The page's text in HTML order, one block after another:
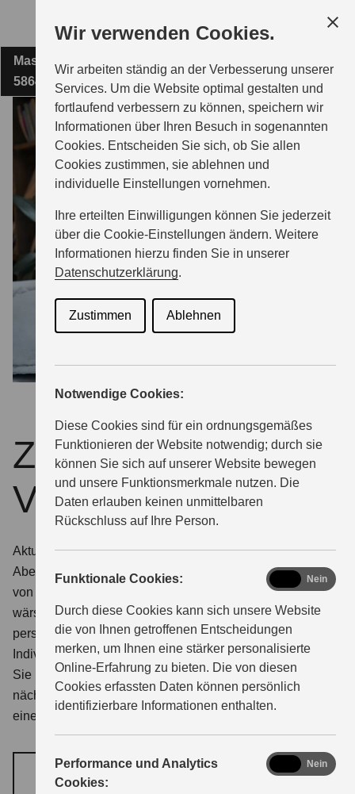
Wir verwenden Cookies.
Wir arbeiten ständig an der Verbesserung unserer
Services. Um die Website optimal gestalten und
fortlaufend verbessern zu können, speichern wir
Informationen über Ihren Besuch in sogenannten
Cookies. Entscheiden Sie sich, ob Sie allen
Cookies zustimmen, sie ablehnen und
individuelle Einstellungen vornehmen.
Ihre erteilten Einwilligungen können Sie jederzeit
über die Cookie-Einstellungen ändern. Weitere
Informationen hierzu finden Sie in unserer
Datenschutzerklärung.
Zustimmen Ablehnen
Notwendige Cookies:
Diese Cookies sind für ein ordnungsgemäßes
Funktionieren der Website notwendig; durch sie
können Sie sich auf unserer Website bewegen
und unsere Funktionsmerkmale nutzen. Die
Daten erlauben keinen unmittelbaren
Rückschluss auf Ihre Person.
Funktionale Cookies:
Durch diese Cookies kann sich unsere Website
die von Ihnen getroffenen Entscheidungen
merken, um Ihnen eine stärker personalisierte
Online-Erfahrung zu bieten. Die von diesen
Cookies erfassten Daten können persönlich
identifizierbare Informationen enthalten.
functional
Nein
Performance und Analytics
Cookies:
analyticsNein
Hauptinhalt
FIRMA FRIEDEL WITTE E.K.
MODELLE
ZUBEHÖR
GESCHÄFTSKUNDEN
SERVICE
Masteweg 4
58640 Iserlohn
Zurzeit keine
Veranstaltung.
Aktuell stehen bei uns keine Events unmittelbar bevor.
Aber das kann sich schnell ändern. Es lohnt sich also,
von Zeit zu Zeit auf dieser Seite reinzuschauen. Wie
wärs in der Zwischenzeit mit einem Event für Sie ganz
persönlich:
Individuelle Beratung zu Ihrem Wunschmodell.
Sie möchten Ihr favorisiertes Suzuki Modell aus
nächster Nähe kennenlernen? Wir organisieren gerne
eine persönliche Beratung und eine Probefahrt für Sie.
TERMIN VEREINBAREN